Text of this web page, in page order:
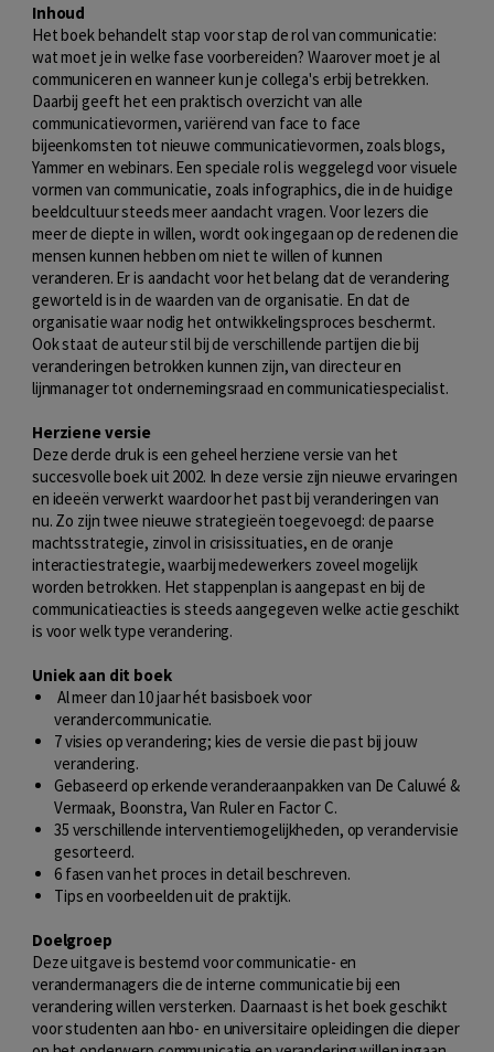
Inhoud
Het boek behandelt stap voor stap de rol van communicatie:
wat moet je in welke fase voorbereiden? Waarover moet je al
communiceren en wanneer kun je collega's erbij betrekken.
Daarbij geeft het een praktisch overzicht van alle
communicatievormen, variërend van face to face
bijeenkomsten tot nieuwe communicatievormen, zoals blogs,
Yammer en webinars. Een speciale rol is weggelegd voor visuele
vormen van communicatie, zoals infographics, die in de huidige
beeldcultuur steeds meer aandacht vragen. Voor lezers die
meer de diepte in willen, wordt ook ingegaan op de redenen die
mensen kunnen hebben om niet te willen of kunnen
veranderen. Er is aandacht voor het belang dat de verandering
geworteld is in de waarden van de organisatie. En dat de
organisatie waar nodig het ontwikkelingsproces beschermt.
Ook staat de auteur stil bij de verschillende partijen die bij
veranderingen betrokken kunnen zijn, van directeur en
lijnmanager tot ondernemingsraad en communicatiespecialist.
Herziene versie
Deze derde druk is een geheel herziene versie van het
succesvolle boek uit 2002. In deze versie zijn nieuwe ervaringen
en ideeën verwerkt waardoor het past bij veranderingen van
nu. Zo zijn twee nieuwe strategieën toegevoegd: de paarse
machtsstrategie, zinvol in crisissituaties, en de oranje
interactiestrategie, waarbij medewerkers zoveel mogelijk
worden betrokken. Het stappenplan is aangepast en bij de
communicatieacties is steeds aangegeven welke actie geschikt
is voor welk type verandering.
Uniek aan dit boek
Al meer dan 10 jaar hét basisboek voor
verandercommunicatie.
7 visies op verandering; kies de versie die past bij jouw
verandering.
Gebaseerd op erkende veranderaanpakken van De Caluwé &
Vermaak, Boonstra, Van Ruler en Factor C.
35 verschillende interventiemogelijkheden, op verandervisie
gesorteerd.
6 fasen van het proces in detail beschreven.
Tips en voorbeelden uit de praktijk.
Doelgroep
Deze uitgave is bestemd voor communicatie- en
verandermanagers die de interne communicatie bij een
verandering willen versterken. Daarnaast is het boek geschikt
voor studenten aan hbo- en universitaire opleidingen die dieper